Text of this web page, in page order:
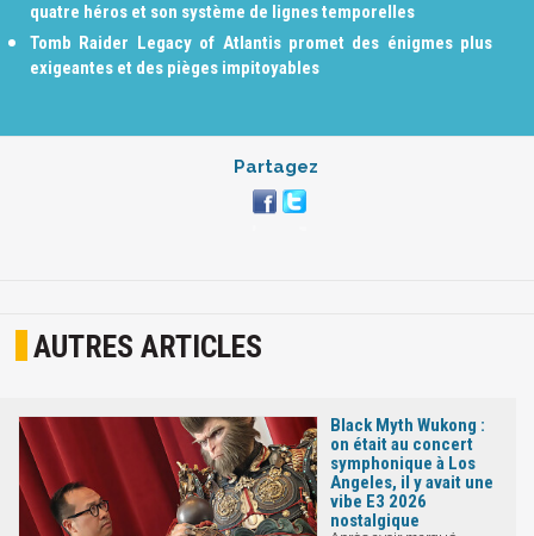
quatre héros et son système de lignes temporelles
Tomb Raider Legacy of Atlantis promet des énigmes plus
exigeantes et des pièges impitoyables
Partagez
AUTRES ARTICLES
Black Myth Wukong :
on était au concert
symphonique à Los
Angeles, il y avait une
vibe E3 2026
nostalgique